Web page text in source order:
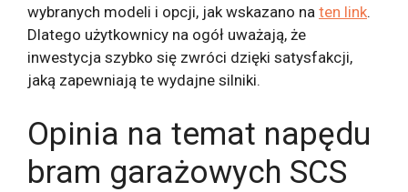
wybranych modeli i opcji, jak wskazano na ten link.
Dlatego użytkownicy na ogół uważają, że
inwestycja szybko się zwróci dzięki satysfakcji,
jaką zapewniają te wydajne silniki.
Opinia na temat napędu
bram garażowych SCS